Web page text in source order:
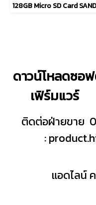
ดาวน์โหลดซอ
เฟิร์มแวร์
ติดต่อฝ่ายขาย
:
แอดไลน์